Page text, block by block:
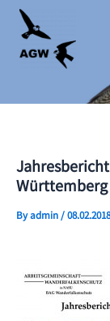
Skip
content
Württemberg
Byadmin/08.02.2018